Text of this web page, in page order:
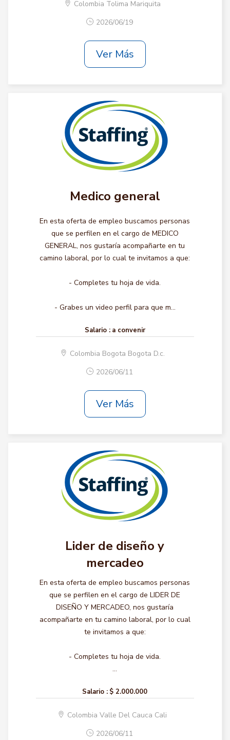
Colombia Tolima Mariquita
2026/06/19
Ver Más
Medico general
En esta oferta de empleo buscamos personas
que se perfilen en el cargo de MEDICO
GENERAL, nos gustaría acompañarte en tu
camino laboral, por lo cual te invitamos a que:
- Completes tu hoja de vida.
- Grabes un video perfil para que m...
Salario : a convenir
Colombia Bogota Bogota D.c.
2026/06/11
Ver Más
Lider de diseño y
mercadeo
En esta oferta de empleo buscamos personas
que se perfilen en el cargo de LIDER DE
DISEÑO Y MERCADEO, nos gustaría
acompañarte en tu camino laboral, por lo cual
te invitamos a que:
- Completes tu hoja de vida.
...
Salario : $ 2.000.000
Colombia Valle Del Cauca Cali
2026/06/11